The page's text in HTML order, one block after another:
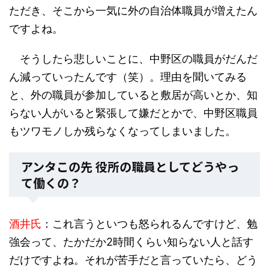
ただき、そこから一気に外の自治体職員が増えたん
ですよね。
そうしたら悲しいことに、中野区の職員がだんだ
ん減っていったんです（笑）。理由を聞いてみる
と、外の職員が参加していると敷居が高いとか、知
らない人がいると緊張して嫌だとかで、中野区職員
もツワモノしか残らなくなってしまいました。
アンタこの先 役所の職員としてどうやっ
て働くの？
酒井氏 ：これ言うといつも怒られるんですけど、勉
強会って、たかだか2時間くらい知らない人と話す
だけですよね。それが苦手だと言っていたら、どう